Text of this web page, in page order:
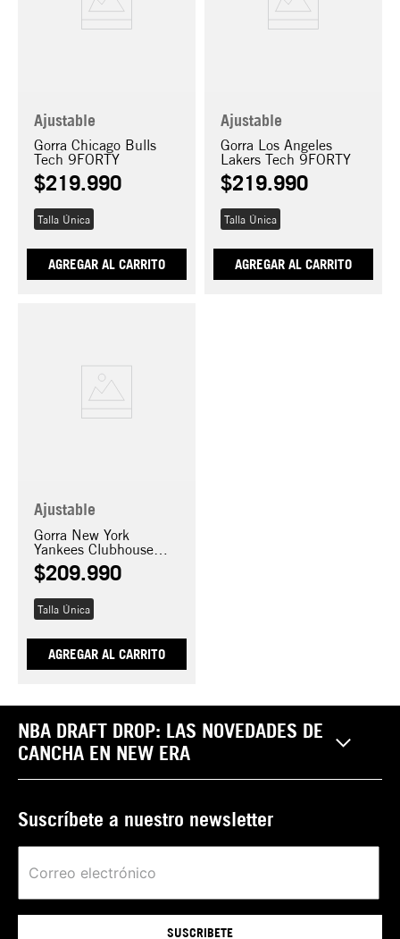
Ajustable
Gorra Chicago Bulls
Tech 9FORTY
$219.990
Talla Única
AGREGAR AL CARRITO
Ajustable
Gorra Los Angeles
Lakers Tech 9FORTY
$219.990
Talla Única
AGREGAR AL CARRITO
Ajustable
Gorra New York
Yankees Clubhouse
9FORTY M-Crown
$209.990
Talla Única
AGREGAR AL CARRITO
NBA DRAFT DROP: LAS NOVEDADES DE
CANCHA EN NEW ERA
Suscríbete a nuestro newsletter
SUSCRIBETE